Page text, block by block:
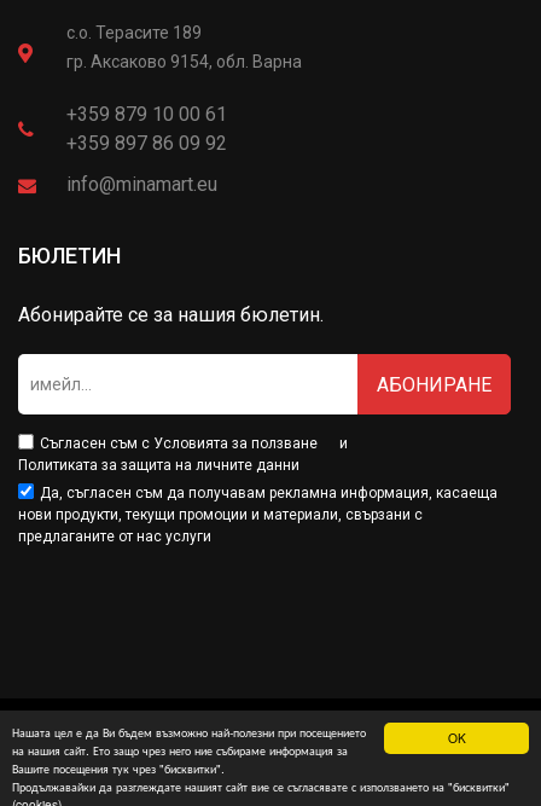
OK
Нашата цел е да Ви бъдем възможно най-полезни при посещението
на нашия сайт. Ето защо чрез него ние събираме информация за
Вашите посещения тук чрез "бисквитки".
Продължавайки да разглеждате нашият сайт вие се съгласявате с използването на "бисквитки"
с.о. Терасите 189
гр. Аксаково 9154, обл. Варна
+359 879 10 00 61
+359 897 86 09 92
info@minamart.eu
БЮЛЕТИН
Абонирайте се за нашия бюлетин.
АБОНИРАНЕ
Съгласен съм с Условията за ползване
и
Политиката за защита на личните данни
Да, съгласен съм да получавам рекламна информация, касаеща
нови продукти, текущи промоции и материали, свързани с
предлаганите от нас услуги
Минамарт® е собственост на МДМ Партнърс ООД
изработка на онлайн магазин иSEO оптимизация